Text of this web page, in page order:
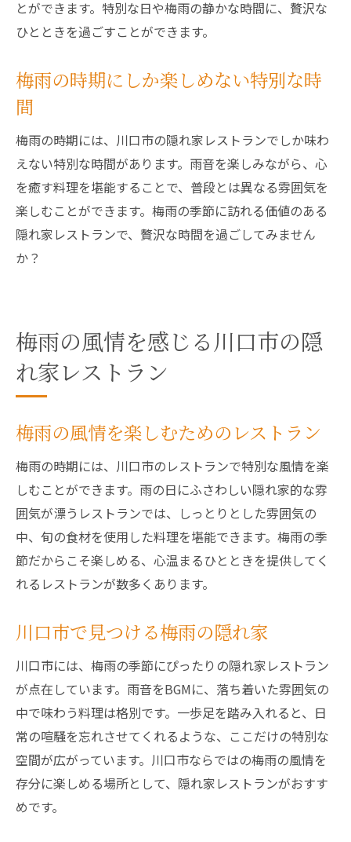
とができます。特別な日や梅雨の静かな時間に、贅沢な
ひとときを過ごすことができます。
梅雨の時期にしか楽しめない特別な時
間
梅雨の時期には、川口市の隠れ家レストランでしか味わ
えない特別な時間があります。雨音を楽しみながら、心
を癒す料理を堪能することで、普段とは異なる雰囲気を
楽しむことができます。梅雨の季節に訪れる価値のある
隠れ家レストランで、贅沢な時間を過ごしてみません
か？
梅雨の風情を感じる川口市の隠
れ家レストラン
梅雨の風情を楽しむためのレストラン
梅雨の時期には、川口市のレストランで特別な風情を楽
しむことができます。雨の日にふさわしい隠れ家的な雰
囲気が漂うレストランでは、しっとりとした雰囲気の
中、旬の食材を使用した料理を堪能できます。梅雨の季
節だからこそ楽しめる、心温まるひとときを提供してく
れるレストランが数多くあります。
川口市で見つける梅雨の隠れ家
川口市には、梅雨の季節にぴったりの隠れ家レストラン
が点在しています。雨音をBGMに、落ち着いた雰囲気の
中で味わう料理は格別です。一歩足を踏み入れると、日
常の喧騒を忘れさせてくれるような、ここだけの特別な
空間が広がっています。川口市ならではの梅雨の風情を
存分に楽しめる場所として、隠れ家レストランがおすす
めです。